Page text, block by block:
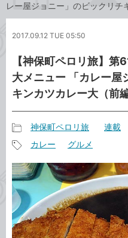
ッ
レー屋ジョニー」のビックリチ
2017.09.12 TUE 05:50
【神保町ペロリ旅】第
大メニュー 「カレー屋
キンカツカレー大（前編
事
カ
テ
ゴ
リ
神保町ペロリ旅 連載
事
タ
グ
カレー グルメ